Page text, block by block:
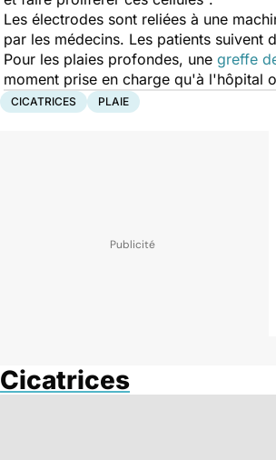
Les électrodes sont reliées à une
par les médecins. Les patients suivent
Pour les plaies profondes, une greffe
moment prise en charge qu'à l'hôpital
CICATRICES PLAIE
Cicatrices